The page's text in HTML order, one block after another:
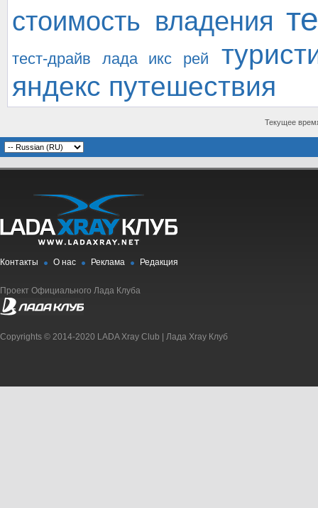
стоимость владения
тест-драйв лада икс рей
яндекс путешествия
Текущее
Контакты О нас Реклама Редакция
Проект Официального Лада Клуба
Copyrights © 2014-2020 LADA Xray Club | Лада Xray Клуб